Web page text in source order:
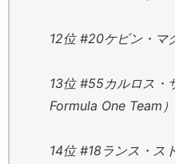
12位 #20ケビン・マ
13位 #55カルロス・
Formula One Team）
14位 #18ランス・ス